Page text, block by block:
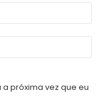
próxima vez que eu